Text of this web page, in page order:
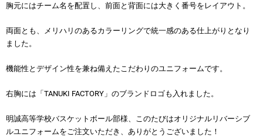
胸元にはチーム名を配置し、前面と背面には大きく番号をレイアウト。
両面とも、メリハリのあるカラーリングで統一感のある仕上がりとなり
ました。
機能性とデザイン性を兼ね備えたこだわりのユニフォームです。
右胸には「TANUKI FACTORY」のブランドロゴも入れました。
明誠高等学校バスケットボール部様、このたびはオリジナルリバーシブ
ルユニフォームをご注文いただき、ありがとうございました！